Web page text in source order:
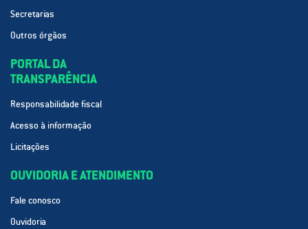
Secretarias
Outros órgãos
PORTAL DA
TRANSPARÊNCIA
Responsabilidade fiscal
Acesso à informação
Licitações
OUVIDORIA E ATENDIMENTO
Fale conosco
Ouvidoria